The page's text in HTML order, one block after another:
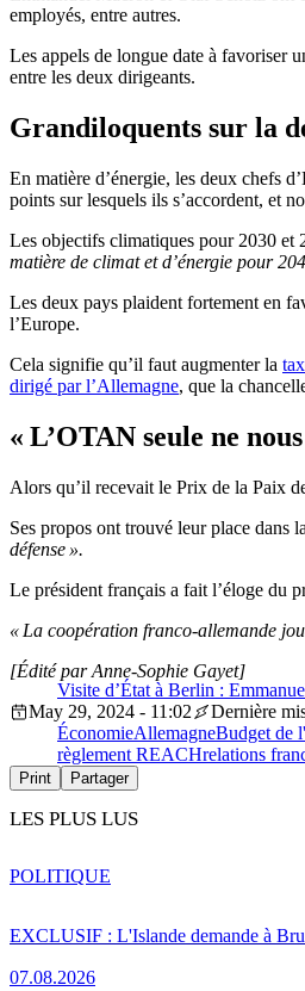
employés, entre autres.
Les appels de longue date à favoriser
entre les deux dirigeants.
Grandiloquents sur la
En matière d’énergie, les deux chefs
points sur lesquels ils s’accordent, et
Les objectifs climatiques pour 2030 et
matière de climat et d’énergie pour
Les deux pays plaident fortement en
l’Europe.
Cela signifie qu’il faut augmenter la
dirigé par l’Allemagne, que la
« L’OTAN seule ne
Alors qu’il recevait le Prix de la Paix
Ses propos ont trouvé leur place dans
défense ».
Le président français a fait l’éloge du
« La coopération franco-allemande
Visite d’État à Berlin :
[Édité par Anne-Sophie Gayet]
May 29, 2024 - 11:02
Dernière
ÉconomieAllemagneBudget de
règlement REACHrelations
Print Partager
LES PLUS LUS
EXCLUSIF : L'Islande demande à
07.08.2026
POLITIQUE